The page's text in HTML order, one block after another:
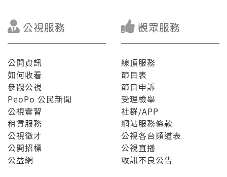
公視服務
公開資訊
如何收看
參觀公視
PeoPo 公民新聞
公視實習
租賃服務
公視徵才
公開招標
公益網
觀眾服務
線頂服務
節目表
節目申訴
受理檢舉
社群/APP
網站服務條款
公視各台頻道表
公視直播
收訊不良公告